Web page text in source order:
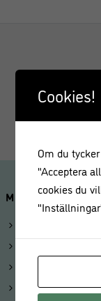
MINA SIDOR
Kunduppgifter
Cookies!
Om du
"Acceptera
cookies du